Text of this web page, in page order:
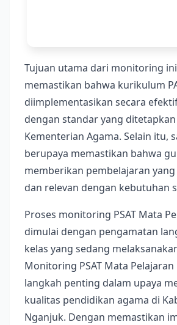
Tujuan utama dari monitoring
memastikan bahwa kurikulum
diimplementasikan secara
dengan standar yang
Kementerian Agama. Selain itu,
berupaya memastikan bahwa
memberikan pembelajaran
dan relevan dengan kebutuhan
Proses monitoring PSAT Mata
dimulai dengan pengamatan
kelas yang sedang
Monitoring PSAT Mata
langkah penting dalam upaya
kualitas pendidikan agama di
Nganjuk. Dengan memastikan